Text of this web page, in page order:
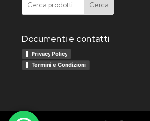
Cerca
Documenti e contatti
Privacy Policy
Termini e Condizioni